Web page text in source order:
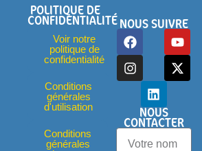
POLITIQUE DE
CONFIDENTIALITÉ
Voir notre
politique de
confidentialité
Conditions
générales
d'utilisation
Conditions
générales
NOUS SUIVRE
NOUS
CONTACTER